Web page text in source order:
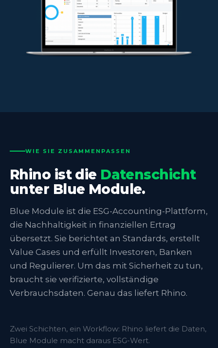
WIE SIE ZUSAMMENPASSEN
Rhino ist die Datenschicht
unter Blue Module.
Blue Module ist die ESG-Accounting-Plattform,
die Nachhaltigkeit in finanziellen Ertrag
übersetzt. Sie berichtet an Standards, erstellt
Value Cases und erfüllt Investoren, Banken
und Regulierer. Um das mit Sicherheit zu tun,
braucht sie verifizierte, vollständige
Verbrauchsdaten. Genau das liefert Rhino.
Zwei Schichten, ein Workflow: Rhino liefert die Daten,
Blue Module macht daraus ESG-Wert.